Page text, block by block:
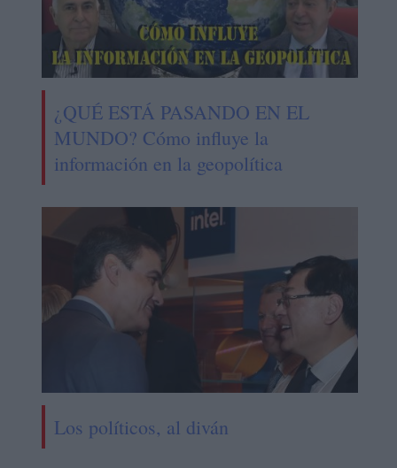
¿QUÉ ESTÁ PASANDO EN EL
MUNDO? Cómo influye la
información en la geopolítica
Los políticos, al diván